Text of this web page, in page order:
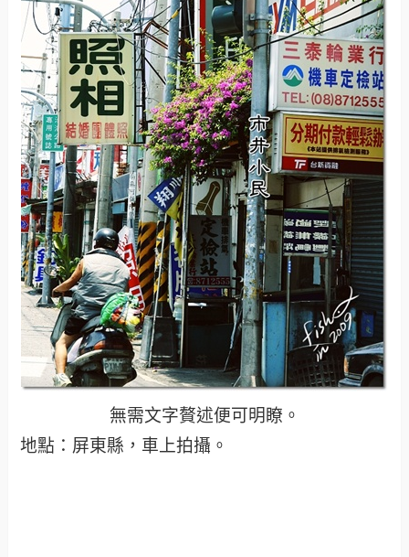
無需文字贅述便可明瞭。
地點：屏東縣，車上拍攝。